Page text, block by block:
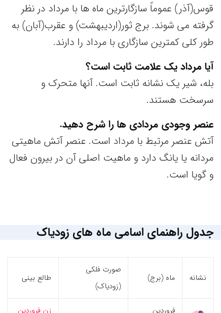
قوس(آذر) عموماً سازگارترین ماه ها با مرداد در نظر
گرفته می شوند. برج ثور(اردیبهشت) و عقرب(آبان) به
طور کلی کمترین سازگاری با مرداد را دارند.
آیا مرداد یک علامت ثابت است؟
بله، شیر یک نشانه ثابت است. آنها متحرک و
سرسخت هستند.
عنصر وجودی مردادی ها را شرح دهید.
آتش عنصر مرتبط با مرداد است. عنصر آتش ماهیتی
مردانه یا یانگ دارد و ماهیت اصلی آن در بیرون فعال
و گویا است.
جدول راهنمای اسامی ماه های زودیاک
نشانه ماه (برج)
صورت فلکی
(زودیاک)
طالع بینی
فروردین زن فروردین